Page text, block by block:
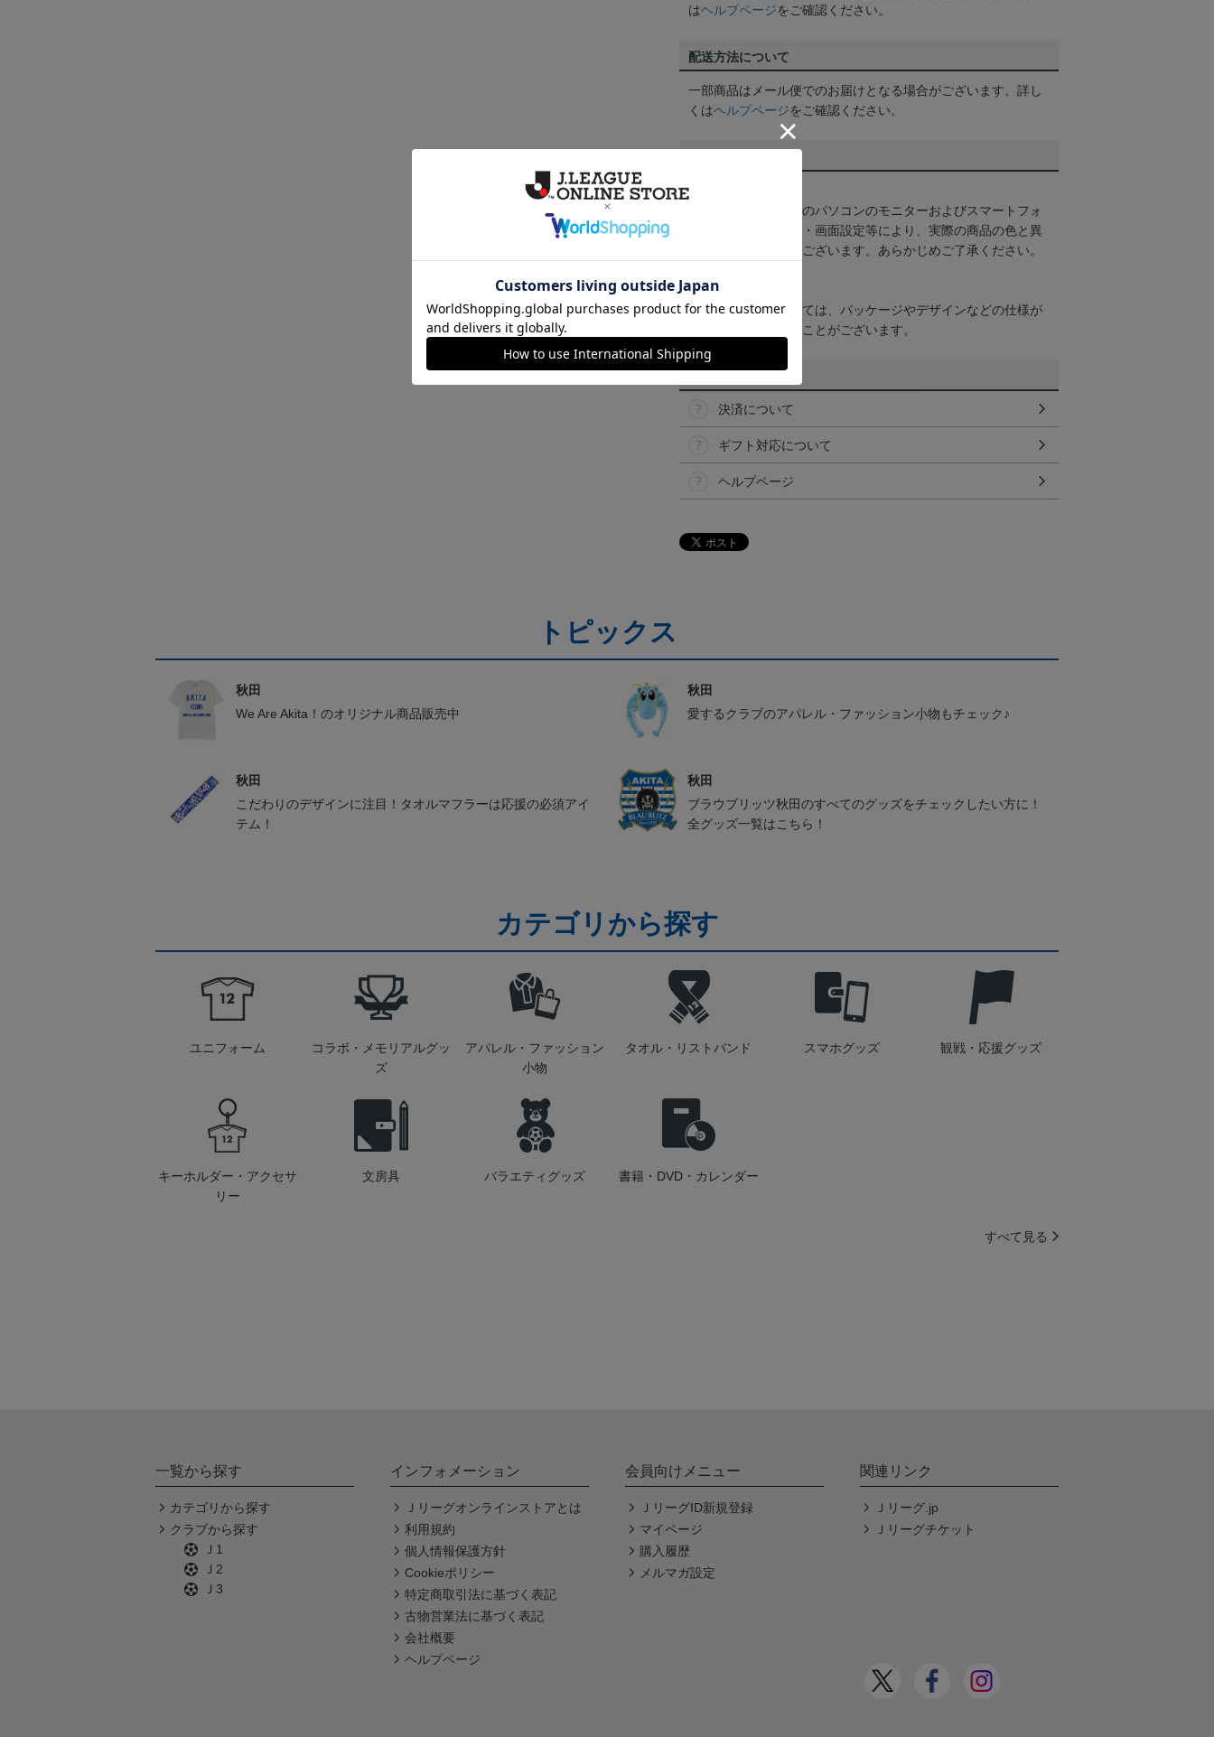
はヘルプページをご確認ください。
配送方法について
一部商品はメール便でのお届けとなる場合がございます。詳し
くはヘルプページをご確認ください。
【カラーについて】
商品画像は、お使いのパソコンのモニターおよびスマートフォ
ンのメーカー・機種・画面設定等により、実際の商品の色と異
なって見える場合がございます。あらかじめご了承ください。
【仕様について】
取り扱い商品によっては、パッケージやデザインなどの仕様が
予告なく変更になることがございます。
決済について
ギフト対応について
ヘルプページ
トピックス
秋田
We Are Akita！のオリジナル商品販売中
秋田
愛するクラブのアパレル・ファッション小物もチェック♪
秋田
こだわりのデザインに注目！タオルマフラーは応援の必須アイ
テム！
秋田
ブラウブリッツ秋田のすべてのグッズをチェックしたい方に！
全グッズ一覧はこちら！
カテゴリから探す
ユニフォーム
コラボ・メモリアルグッ
ズ
アパレル・ファッション
小物
タオル・リストバンド スマホグッズ 観戦・応援グッズ
キーホルダー・アクセサ
リー
文房具 バラエティグッズ 書籍・DVD・カレンダー
すべて見る
一覧から探す
カテゴリから探す
クラブから探す
Ｊ1
Ｊ2
Ｊ3
インフォメーション
Ｊリーグオンラインストアとは
利用規約
個人情報保護方針
Cookieポリシー
特定商取引法に基づく表記
古物営業法に基づく表記
会社概要
ヘルプページ
会員向けメニュー
ＪリーグID新規登録
マイページ
購入履歴
メルマガ設定
関連リンク
Ｊリーグ.jp
Ｊリーグチケット